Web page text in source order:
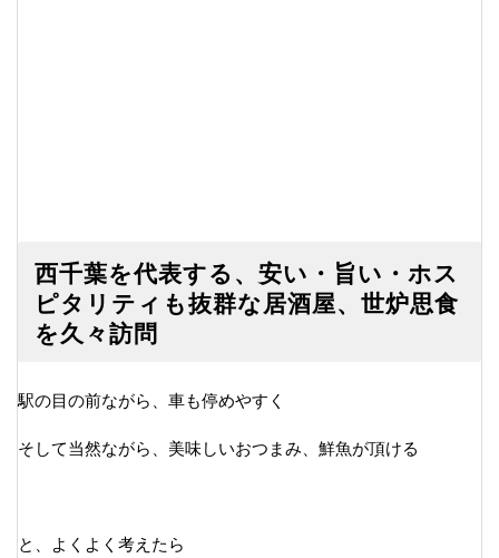
西千葉を代表する、安い・旨い・ホス
ピタリティも抜群な居酒屋、世炉思食
を久々訪問
駅の目の前ながら、車も停めやすく
そして当然ながら、美味しいおつまみ、鮮魚が頂ける
と、よくよく考えたら